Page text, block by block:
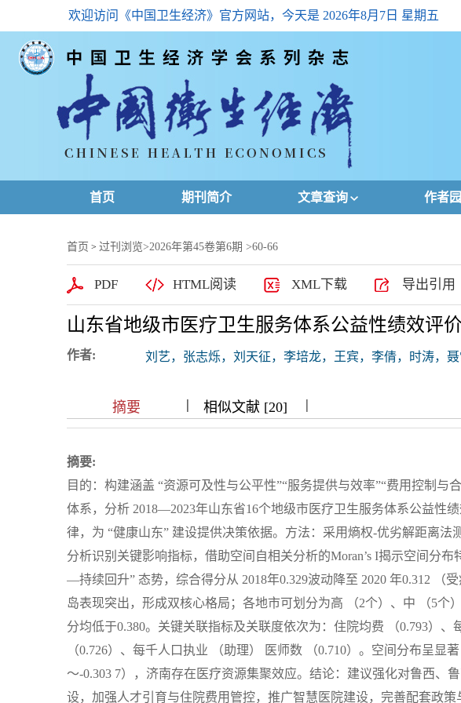
欢迎访问《中国卫生经济》官方网站，今天是 2026年8月7日 星期五
首页 期刊简介 文章查询
高级查询
下载排名
浏览排名
作者
首页 > 过刊浏览>2026年第45卷第6期 >60-66
PDF HTML阅读 XML下载 导出引用
山东省地级市医疗卫生服务体系公益性绩效评
作者: 刘艺，张志烁，刘天征，李培龙，王宾，李倩，时涛，聂
摘要 |||| 相似文献 [20] |||
摘要:
目的：构建涵盖 “资源可及性与公平性”“服务提供与效率”“费用控制与
体系，分析 2018—2023年山东省16个地级市医疗卫生服务体系公益性
律，为 “健康山东” 建设提供决策依据。方法：采用熵权-优劣解距离
分析识别关键影响指标，借助空间自相关分析的Moran’s I揭示空间分
—持续回升” 态势，综合得分从 2018年0.329波动降至 2020 年0.312 （
岛表现突出，形成双核心格局；各地市可划分为高 （2个）、中 （5个
分均低于0.380。关键关联指标及关联度依次为：住院均费 （0.793）、
（0.726）、每千人口执业 （助理） 医师数 （0.710）。空间分布呈显
～-0.303 7），济南存在医疗资源集聚效应。结论：建议强化对鲁西、
设，加强人才引育与住院费用管控，推广智慧医院建设，完善配套政策